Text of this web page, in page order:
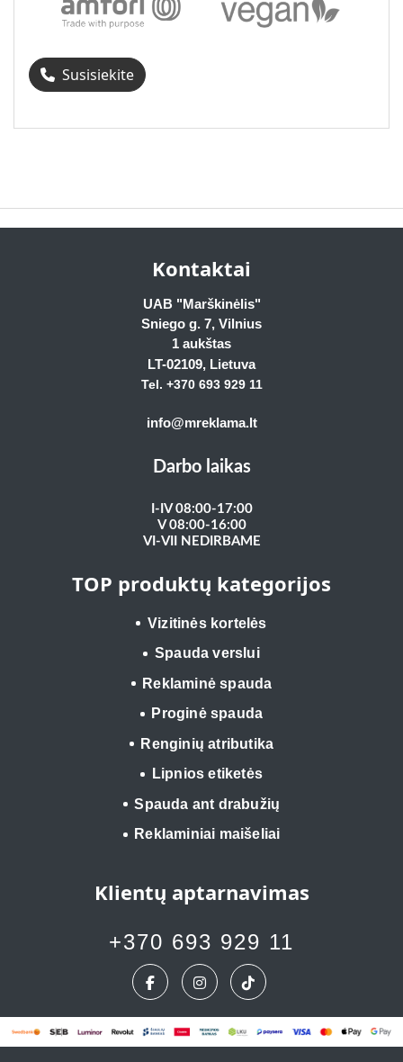
Susisiekite
Kontaktai
UAB "Marškinėlis"
Sniego g. 7, Vilnius
1 aukštas
LT-02109, Lietuva
Tel. +370 693 929 11
info@mreklama.lt
Darbo laikas
I-IV 08:00-17:00
V 08:00-16:00
VI-VII NEDIRBAME
TOP produktų kategorijos
Vizitinės kortelės
Spauda verslui
Reklaminė spauda
Proginė spauda
Renginių atributika
Lipnios etiketės
Spauda ant drabužių
Reklaminiai maišeliai
Klientų aptarnavimas
+370 693 929 11